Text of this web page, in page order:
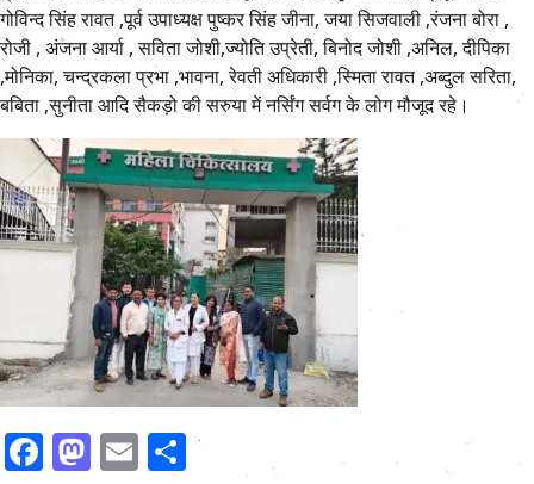
गोविन्द सिंह रावत ,पूर्व उपाध्यक्ष पुष्कर सिंह जीना, जया सिजवाली ,रंजना बोरा ,
रोजी , अंजना आर्या , सविता जोशी,ज्योति उप्रेती, बिनोद जोशी ,अनिल, दीपिका
,मोनिका, चन्द्रकला प्रभा ,भावना, रेवती अधिकारी ,स्मिता रावत ,अब्दुल सरिता,
बबिता ,सुनीता आदि सैकड़ो की सरुया में नर्सिंग सर्वग के लोग मौजूद रहे।
Facebook
Mastodon
EmailShare